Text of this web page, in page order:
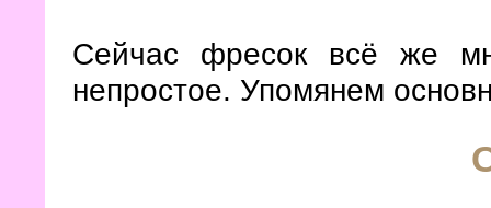
Сейчас фресок всё же
непростое. Упомянем